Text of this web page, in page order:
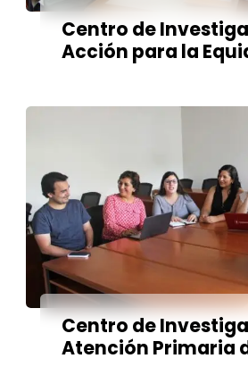
Centro de
Acción para la
Centro de
Atención Primaria